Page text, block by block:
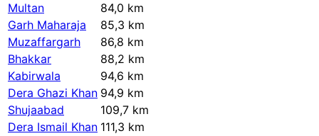
Multan
84,0 km
Garh Maharaja
85,3 km
Muzaffargarh
86,8 km
Bhakkar
88,2 km
Kabirwala
94,6 km
Dera Ghazi Khan 94,9 km
Shujaabad
109,7 km
Dera Ismail Khan 111,3 km